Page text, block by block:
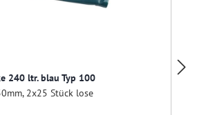
240 ltr. blau Typ 100
2x25 Stück lose